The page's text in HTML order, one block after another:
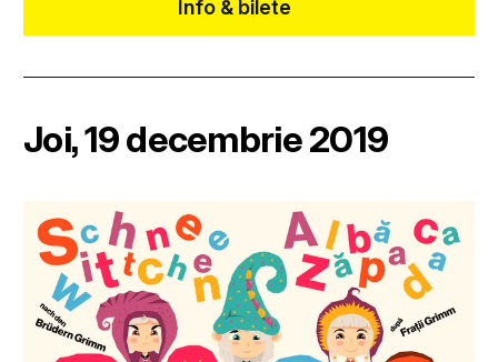
Info & bilete
Joi, 19 decembrie 2019